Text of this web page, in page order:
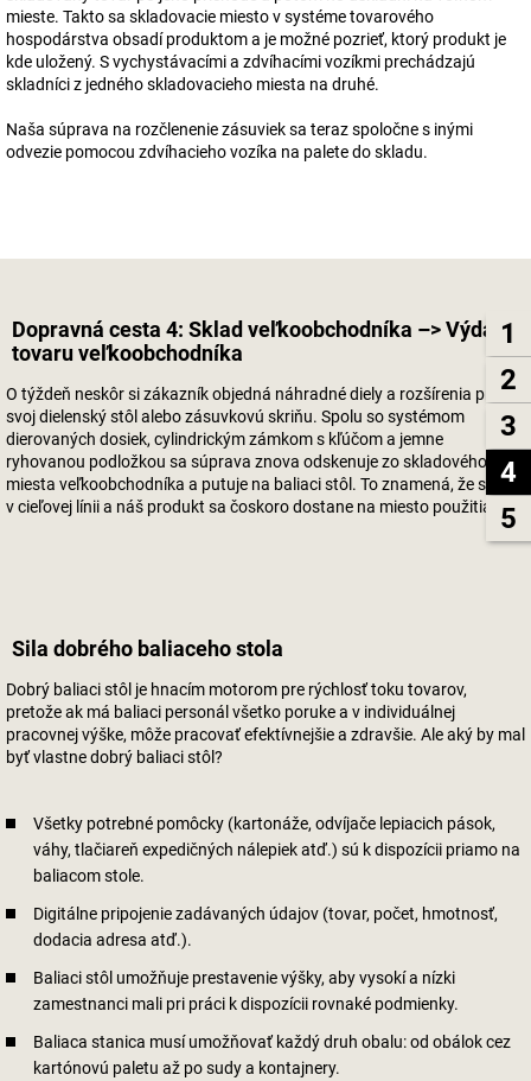
1
2
3
4
5
mieste. Takto sa skladovacie miesto v systéme tovarového
hospodárstva obsadí produktom a je možné pozrieť, ktorý produkt je
kde uložený. S vychystávacími a zdvíhacími vozíkmi prechádzajú
skladníci z jedného skladovacieho miesta na druhé.
Naša súprava na rozčlenenie zásuviek sa teraz spoločne s inými
odvezie pomocou zdvíhacieho vozíka na palete do skladu.
Dopravná cesta 4: Sklad veľkoobchodníka –> Výdaj
tovaru veľkoobchodníka
O týždeň neskôr si zákazník objedná náhradné diely a rozšírenia pre
svoj dielenský stôl alebo zásuvkovú skriňu. Spolu so systémom
dierovaných dosiek, cylindrickým zámkom s kľúčom a jemne
ryhovanou podložkou sa súprava znova odskenuje zo skladového
miesta veľkoobchodníka a putuje na baliaci stôl. To znamená, že sme
v cieľovej línii a náš produkt sa čoskoro dostane na miesto použitia.
Sila dobrého baliaceho stola
Dobrý baliaci stôl je hnacím motorom pre rýchlosť toku tovarov,
pretože ak má baliaci personál všetko poruke a v individuálnej
pracovnej výške, môže pracovať efektívnejšie a zdravšie. Ale aký by mal
byť vlastne dobrý baliaci stôl?
Všetky potrebné pomôcky (kartonáže, odvíjače lepiacich pások,
váhy, tlačiareň expedičných nálepiek atď.) sú k dispozícii priamo na
baliacom stole.
Digitálne pripojenie zadávaných údajov (tovar, počet, hmotnosť,
dodacia adresa atď.).
Baliaci stôl umožňuje prestavenie výšky, aby vysokí a nízki
zamestnanci mali pri práci k dispozícii rovnaké podmienky.
Baliaca stanica musí umožňovať každý druh obalu: od obálok cez
kartónovú paletu až po sudy a kontajnery.